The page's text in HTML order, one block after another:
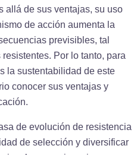
allá de sus ventajas, su uso
de acción aumenta la
previsibles, tal
Por lo tanto, para
la sustentabilidad de este
conocer sus ventajas y
de evolución de resistencia
de selección y diversificar